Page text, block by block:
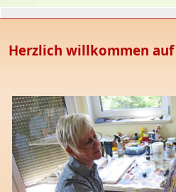
Herzlich willkommen